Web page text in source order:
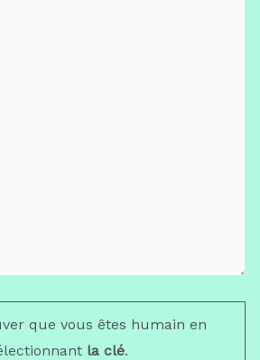
que vous êtes humain en
la clé.